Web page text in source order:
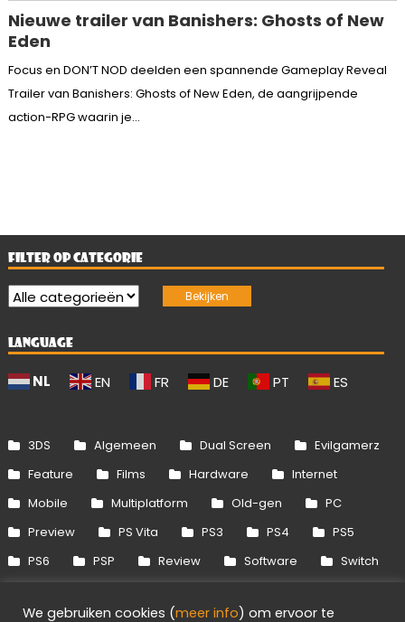
Nieuwe trailer van Banishers: Ghosts of New
Eden
Focus en DON’T NOD deelden een spannende Gameplay Reveal
Trailer van Banishers: Ghosts of New Eden, de aangrijpende
action-RPG waarin je...
FILTER OP CATEGORIE
LANGUAGE
NL EN FR DE PT ES
3DS Algemeen Dual Screen
Evilgamerz
Feature
Films Hardware
Internet
Mobile
Multiplatform Old-gen
PC
Preview
PS Vita PS3 PS4
PS5
PS6
PSP Review Software
Switch
We gebruiken cookies (meer info) om ervoor te